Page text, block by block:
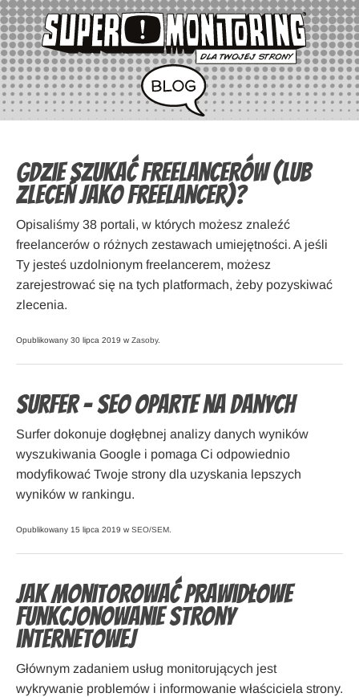
Gdzie szukać freelancerów (lub
zleceń jako freelancer)?
Opisaliśmy 38 portali, w których możesz znaleźć
freelancerów o różnych zestawach umiejętności. A jeśli
Ty jesteś uzdolnionym freelancerem, możesz
zarejestrować się na tych platformach, żeby pozyskiwać
zlecenia.
Opublikowany 30 lipca 2019 w Zasoby.
Surfer – SEO oparte na danych
Surfer dokonuje dogłębnej analizy danych wyników
wyszukiwania Google i pomaga Ci odpowiednio
modyfikować Twoje strony dla uzyskania lepszych
wyników w rankingu.
Opublikowany 15 lipca 2019 w SEO/SEM
Jak monitorować prawidłowe
funkcjonowanie strony
internetowej
Głównym zadaniem usług monitorujących jest
wykrywanie problemów i informowanie właściciela strony.